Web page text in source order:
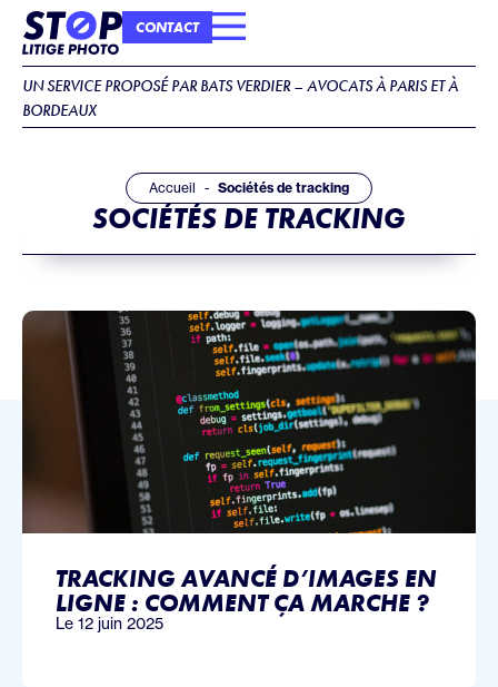
CONTACT
UN SERVICE PROPOSÉ PAR BATS VERDIER – AVOCATS À PARIS ET À
BORDEAUX
Accueil Sociétés de tracking
SOCIÉTÉS DE TRACKING
TRACKING AVANCÉ D’IMAGES EN
LIGNE : COMMENT ÇA MARCHE ?
Le 12 juin 2025